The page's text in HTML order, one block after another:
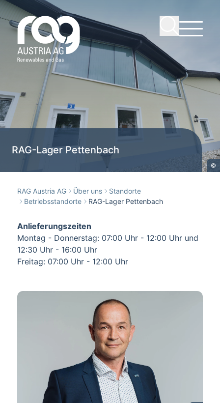
©
RAG-Lager Pettenbach
RAG Austria AG Über uns
Standorte
Betriebsstandorte
RAG-Lager Pettenbach
Anlieferungszeiten
Montag - Donnerstag: 07:00 Uhr - 12:00 Uhr und
12:30 Uhr - 16:00 Uhr
Freitag: 07:00 Uhr - 12:00 Uhr